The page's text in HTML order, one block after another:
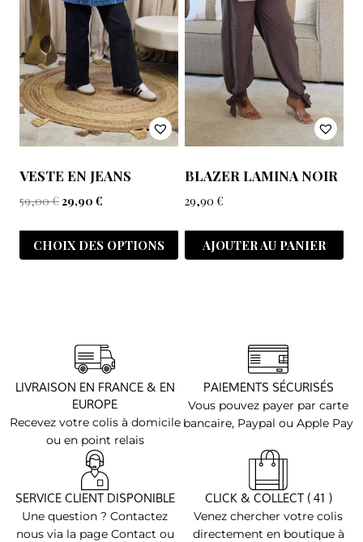
VESTE EN JEANS
59,00€29,90 €
CHOIX DES OPTIONS
BLAZER LAMINA NOIR
29,90 €
AJOUTER AU PANIER
LIVRAISON EN FRANCE & EN
EUROPE
Recevez votre colis à domicile
ou en point relais
PAIEMENTS SÉCURISÉS
Vous pouvez payer par carte
bancaire, Paypal ou Apple Pay
SERVICE CLIENT DISPONIBLE
Une question ? Contactez
nous via la page Contact ou
CLICK & COLLECT ( 41 )
Venez chercher votre colis
directement en boutique à